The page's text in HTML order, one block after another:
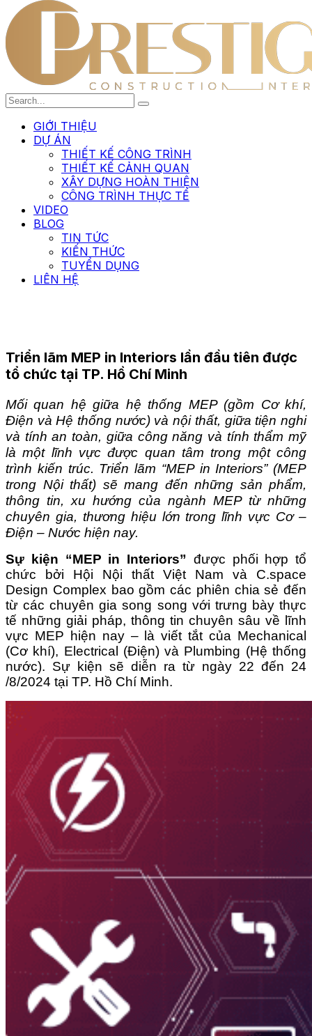
GIỚI THIỆU
DỰ ÁN
THIẾT KẾ CÔNG TRÌNH
THIẾT KẾ CẢNH QUAN
XÂY DỰNG HOÀN THIỆN
CÔNG TRÌNH THỰC TẾ
VIDEO
BLOG
TIN TỨC
KIẾN THỨC
TUYỂN DỤNG
LIÊN HỆ
Triển lãm MEP in Interiors lần đầu tiên được
tổ chức tại TP. Hồ Chí Minh
Mối quan hệ giữa hệ thống MEP (gồm Cơ khí,
Điện và Hệ thống nước) và nội thất, giữa tiện nghi
và tính an toàn, giữa công năng và tính thẩm mỹ
là một lĩnh vực được quan tâm trong một công
trình kiến trúc. Triển lãm “MEP in Interiors” (MEP
trong Nội thất) sẽ mang đến những sản phẩm,
thông tin, xu hướng của ngành MEP từ những
chuyên gia, thương hiệu lớn trong lĩnh vực Cơ –
Điện – Nước hiện nay.
Sự kiện “MEP in Interiors” được phối hợp tổ
chức bởi Hội Nội thất Việt Nam và C.space
Design Complex bao gồm các phiên chia sẻ đến
từ các chuyên gia song song với trưng bày thực
tế những giải pháp, thông tin chuyên sâu về lĩnh
vực MEP hiện nay – là viết tắt của Mechanical
(Cơ khí), Electrical (Điện) và Plumbing (Hệ thống
nước). Sự kiện sẽ diễn ra từ ngày 22 đến 24
/8/2024 tại TP. Hồ Chí Minh.